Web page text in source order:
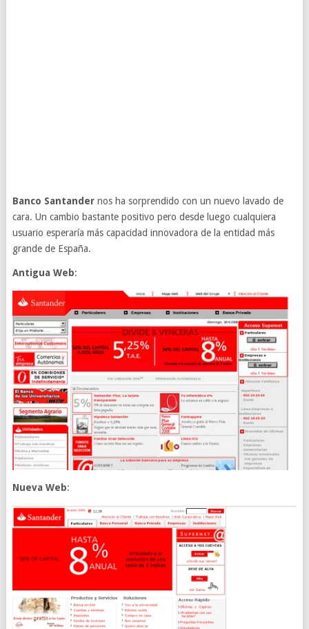
Banco Santandernos ha sorprendido con un nuevo lavado de
cara. Un cambio bastante positivo pero desde luego cualquiera
usuario esperaría más capacidad innovadora de la entidad más
grande de España.
Antigua Web:
Nueva Web: